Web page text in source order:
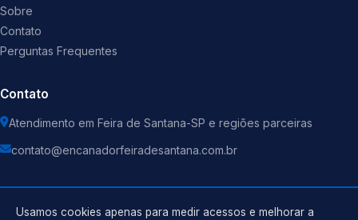
Sobre
Contato
Perguntas Frequentes
Contato
Atendimento em Feira de Santana-SP e regiões parceiras
contato@encanadorfeiradesantana.com.br
Usamos cookies apenas para medir acessos e melhorar a